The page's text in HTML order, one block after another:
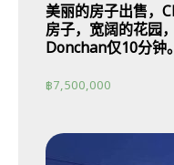
美丽的房子出售，
房子，宽阔的花园
Donchan仅10分钟。
฿7,500,000